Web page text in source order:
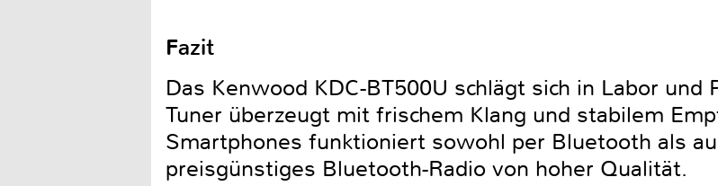
Fazit
Das Kenwood KDC-BT500U schlägt sich in Labor
Tuner überzeugt mit frischem Klang und stabilem
Smartphones funktioniert sowohl per Bluetooth als
preisgünstiges Bluetooth-Radio von hoher Qualität.